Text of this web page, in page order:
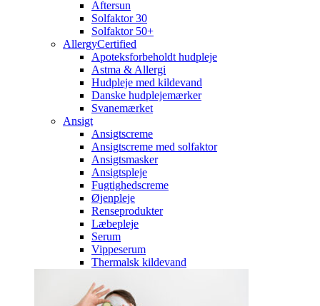
Aftersun
Solfaktor 30
Solfaktor 50+
AllergyCertified
Apoteksforbeholdt hudpleje
Astma & Allergi
Hudpleje med kildevand
Danske hudplejemærker
Svanemærket
Ansigt
Ansigtscreme
Ansigtscreme med solfaktor
Ansigtsmasker
Ansigtspleje
Fugtighedscreme
Øjenpleje
Renseprodukter
Læbepleje
Serum
Vippeserum
Thermalsk kildevand